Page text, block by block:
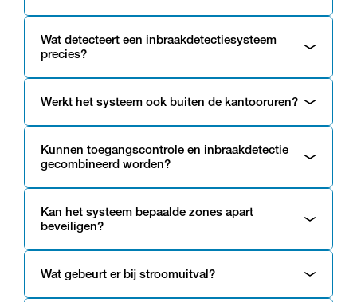
Wat detecteert een inbraakdetectiesysteem
precies?
Werkt het systeem ook buiten de kantooruren?
Kunnen toegangscontrole en inbraakdetectie
gecombineerd worden?
Kan het systeem bepaalde zones apart
beveiligen?
Wat gebeurt er bij stroomuitval?